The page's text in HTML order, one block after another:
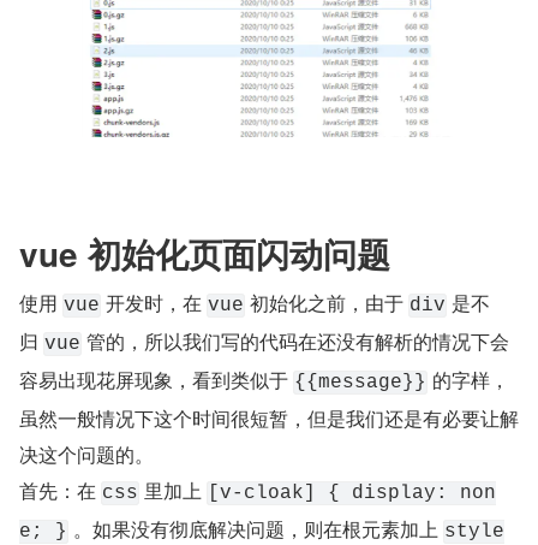
vue 初始化页面闪动问题
使用 vue 开发时，在 vue 初始化之前，由于 div 是不
归 vue 管的，所以我们写的代码在还没有解析的情况下会
容易出现花屏现象，看到类似于 {{message}} 的字样，
虽然一般情况下这个时间很短暂，但是我们还是有必要让解
决这个问题的。
首先：在 css 里加上
[v-cloak] { display: non
e; } 。如果没有彻底解决问题，则在根元素加上 style